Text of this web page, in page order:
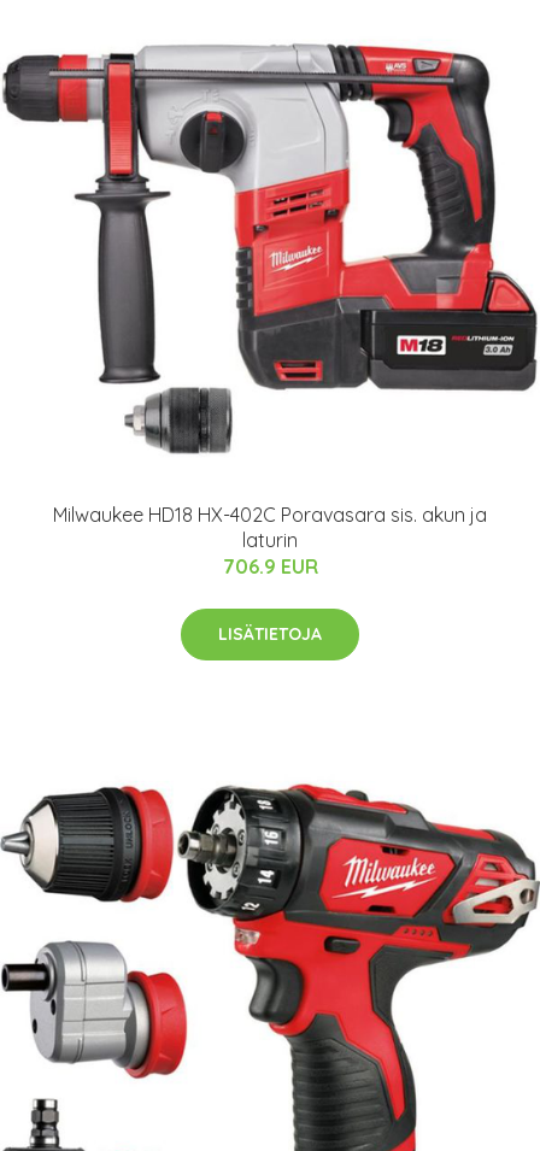
Milwaukee HD18 HX-402C Poravasara sis. akun ja
laturin
706.9 EUR
LISÄTIETOJA